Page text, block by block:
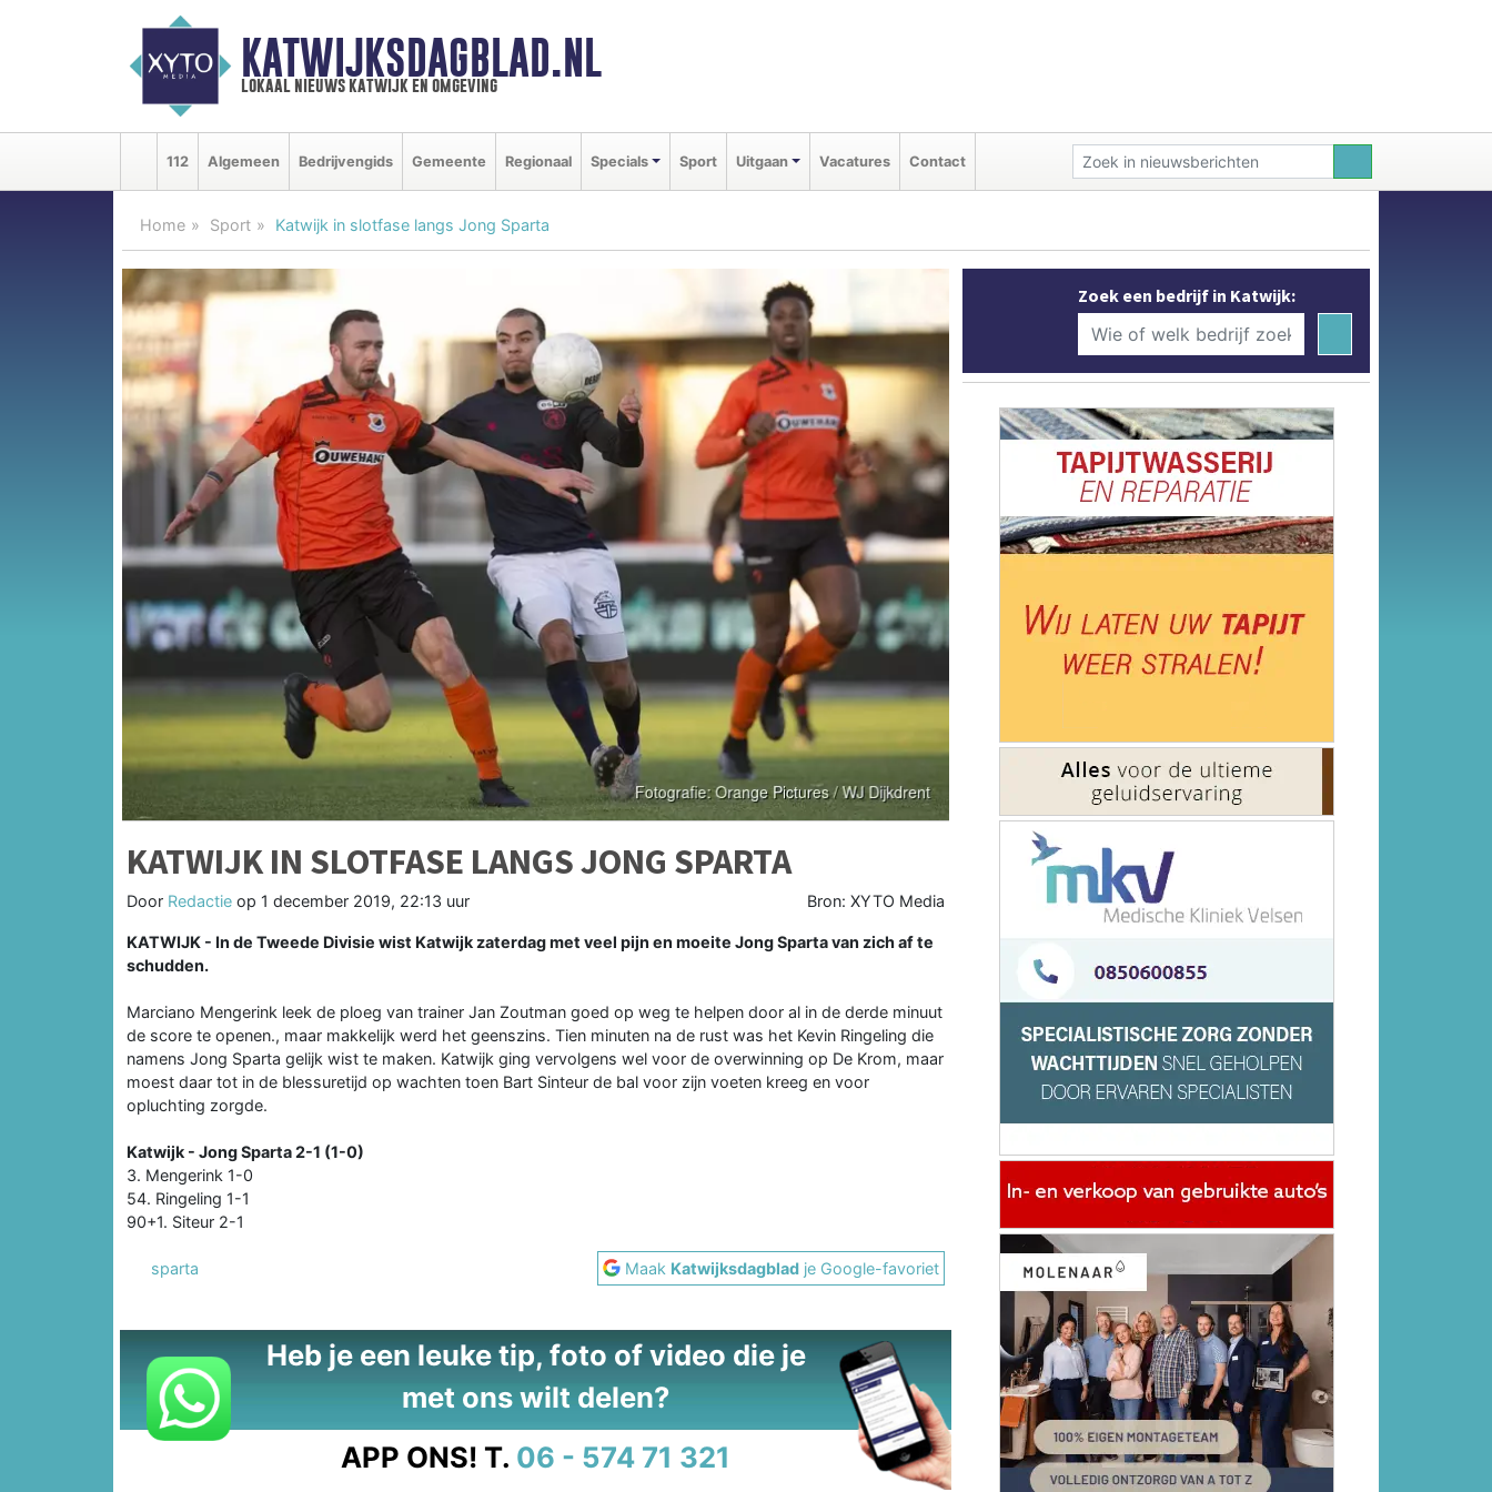
KATWIJKSDAGBLAD.NL
lokaal nieuws katwijk en omgeving
112 Algemeen Bedrijvengids Gemeente Regionaal Specials Sport Uitgaan Vacatures Contact
Home Sport Katwijk in slotfase langs Jong Sparta
KATWIJK IN SLOTFASE LANGS JONG SPARTA
Door Redactie op 1 december 2019, 22:13 uur Bron: XYTO Media
KATWIJK - In de Tweede Divisie wist Katwijk zaterdag met veel pijn en moeite Jong Sparta van zich af te
schudden.
Marciano Mengerink leek de ploeg van trainer Jan Zoutman goed op weg te helpen door al in de derde minuut
de score te openen., maar makkelijk werd het geenszins. Tien minuten na de rust was het Kevin Ringeling die
namens Jong Sparta gelijk wist te maken. Katwijk ging vervolgens wel voor de overwinning op De Krom, maar
moest daar tot in de blessuretijd op wachten toen Bart Sinteur de bal voor zijn voeten kreeg en voor
opluchting zorgde.
Katwijk - Jong Sparta 2-1 (1-0)
3. Mengerink 1-0
54. Ringeling 1-1
90+1. Siteur 2-1
sparta Maak Katwijksdagblad je Google-favoriet
Heb je een leuke tip, foto of video die je
met ons wilt delen?
APP ONS! T. 06 - 574 71 321
Zoek een bedrijf in Katwijk: